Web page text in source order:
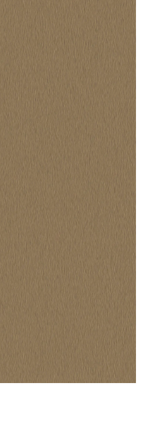
Design Awards
Collection
View More Collection